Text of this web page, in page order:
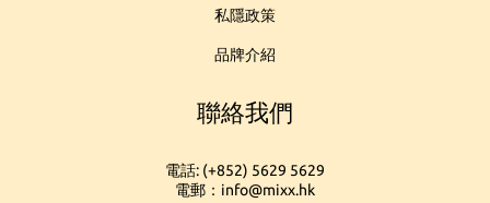
私隱政策
品牌介紹
聯絡我們
電話: (+852) 5629 5629
電郵：info@mixx.hk